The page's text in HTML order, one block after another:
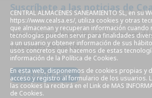
Suscríbete a las noticias de
Este siempre informado, reciba por email
novedades del sector.
SUSCRÍBETE AHORA
CENTRAL ALMACENES SANEAMIENTO SL, en su
https://www.cealsa.es/, utiliza cookies y otras
que almacenan y recuperan información cuando
tecnologías pueden servir para finalidades
a un usuario y obtener información de sus
usos concretos que hacemos de estas
información de la Política de Cookies.
En esta web, disponemos de cookies propias y
acceso y registro al formulario de los usuarios.
las cookies la recibirá en el Link de MAS
de Cookies.